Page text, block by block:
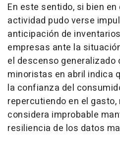
En este sentido, si bien
actividad pudo verse
anticipación de
empresas ante la
el descenso generalizado
minoristas en abril indica
la confianza del
repercutiendo en el
considera improbable
resiliencia de los datos